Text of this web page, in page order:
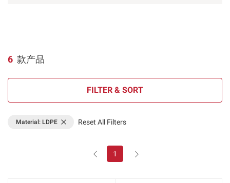
6 款产品
FILTER & SORT
Material: LDPE Reset All Filters
1